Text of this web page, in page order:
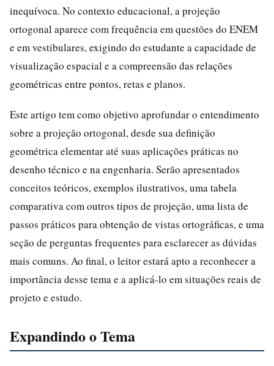
inequívoca. No contexto educacional, a projeção
ortogonal aparece com frequência em questões do ENEM
e em vestibulares, exigindo do estudante a capacidade de
visualização espacial e a compreensão das relações
geométricas entre pontos, retas e planos.
Este artigo tem como objetivo aprofundar o entendimento
sobre a projeção ortogonal, desde sua definição
geométrica elementar até suas aplicações práticas no
desenho técnico e na engenharia. Serão apresentados
conceitos teóricos, exemplos ilustrativos, uma tabela
comparativa com outros tipos de projeção, uma lista de
passos práticos para obtenção de vistas ortográficas, e uma
seção de perguntas frequentes para esclarecer as dúvidas
mais comuns. Ao final, o leitor estará apto a reconhecer a
importância desse tema e a aplicá-lo em situações reais de
projeto e estudo.
Expandindo o Tema